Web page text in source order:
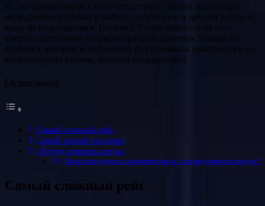
О, это романтичное слово «студотряд». Песни под гитару,
молодежные стройки и работа, на которую в другом возрасте
вряд ли подпишешься. Почему? Чтобы ответить на этот
вопрос, достаточно услышать рассказ девушки Ульяны из
Кузбасса, которая за последний год побывала практически на
всех перронах страны, работая проводницей.
Оглавление
Самый сложный рейс
Самый плохой пассажир
«Я буду помнить всегда»
Вам приходилось конфликтовать с проводником в поезде?
Самый сложный рейс